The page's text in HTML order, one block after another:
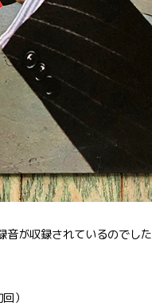
が収録されているのでした
）